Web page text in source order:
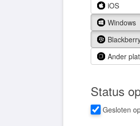
iOS
Windows
Ander
Status
Gesloten